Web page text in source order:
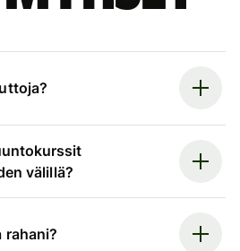
välillä?
rahani?